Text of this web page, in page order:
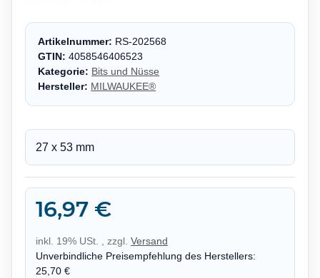
Artikelnummer: RS-202568
GTIN: 4058546406523
Kategorie: Bits und Nüsse
Hersteller: MILWAUKEE®
27 x 53 mm
16,97 €
inkl. 19% USt. , zzgl. Versand
Unverbindliche Preisempfehlung des Herstellers:
25,70 €